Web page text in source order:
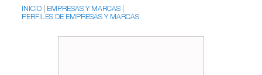
INICIO
EMPRESAS Y MARCAS
PERFILES DE EMPRESAS Y MARCAS